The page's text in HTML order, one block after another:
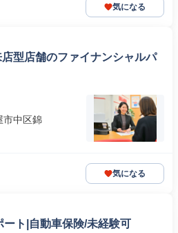
気になる
型店舗のファイナンシャルパ
市中区錦
気になる
ト|自動車保険/未経験可